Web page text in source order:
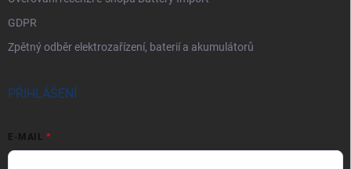
GDPR
Zpětný odběr elektrozařízení, baterií a akumulátorů
PŘIHLÁŠENÍ
E-MAIL